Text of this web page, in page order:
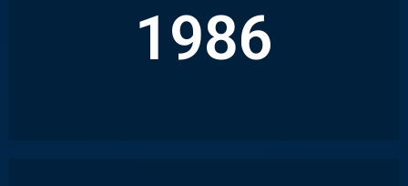
1986
L’ENTREPRISE
(CONSTRUCTION DE BÂTIMENTS COLLECTIFS, INTERVENTION